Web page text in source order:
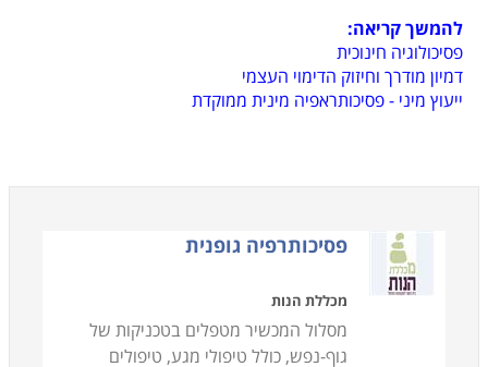
להמשך קריאה:
פסיכולוגיה חינוכית
דמיון מודרך וחיזוק הדימוי העצמי
ייעוץ מיני - פסיכותראפיה מינית ממוקדת
פסיכותרפיה גופנית
מכללת הנות
מסלול המכשיר מטפלים בטכניקות של
גוף-נפש, כולל טיפולי מגע, טיפולים